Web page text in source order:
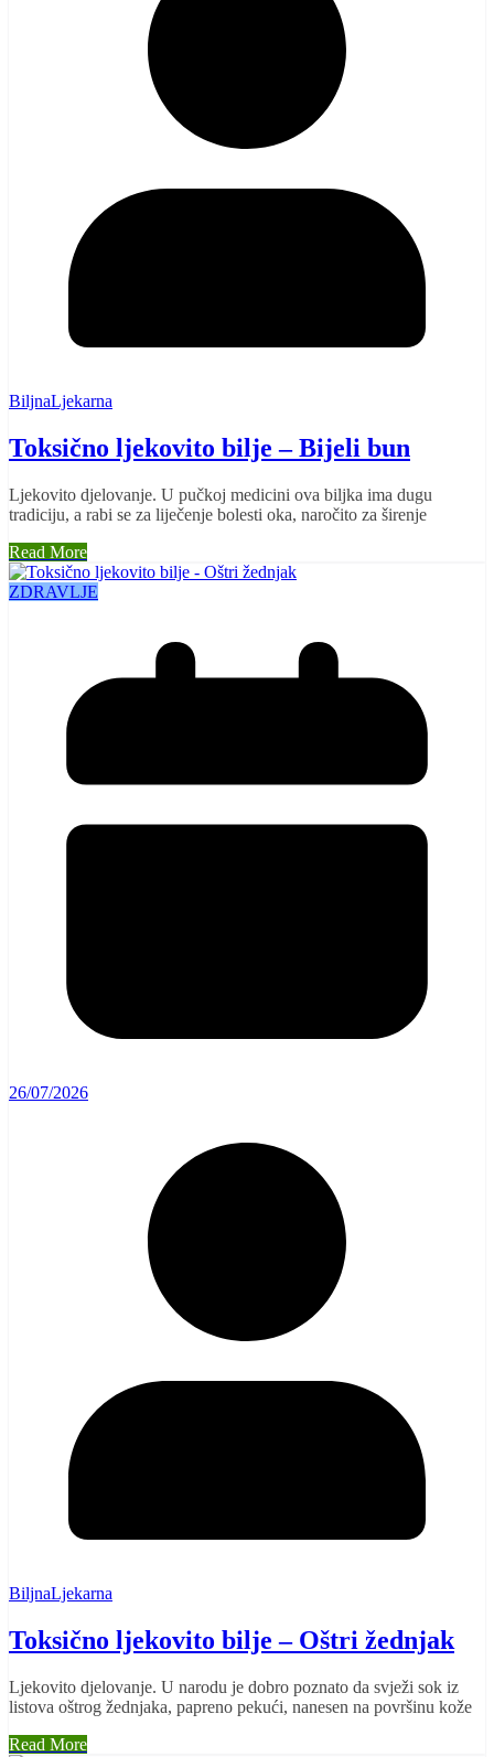
BiljnaLjekarna
Toksično ljekovito bilje – Bijeli bun
Ljekovito djelovanje. U pučkoj medicini ova biljka ima dugu
tradiciju, a rabi se za liječenje bolesti oka, naročito za širenje
Read More
ZDRAVLJE
26/07/2026
BiljnaLjekarna
Toksično ljekovito bilje – Oštri žednjak
Ljekovito djelovanje. U narodu je dobro poznato da svježi sok iz
listova oštrog žednjaka, papreno pekući, nanesen na površinu kože
Read More